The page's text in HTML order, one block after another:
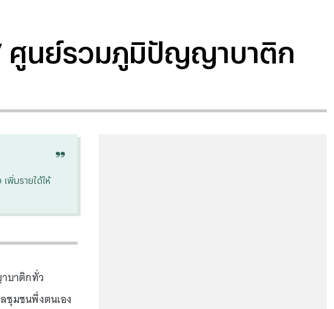
ศูนย์รวมภูมิปัญญาบาติก
“
พิ่มรายได้ให้
บาติกทั่ว
ชุมชนพึ่งตนเอง